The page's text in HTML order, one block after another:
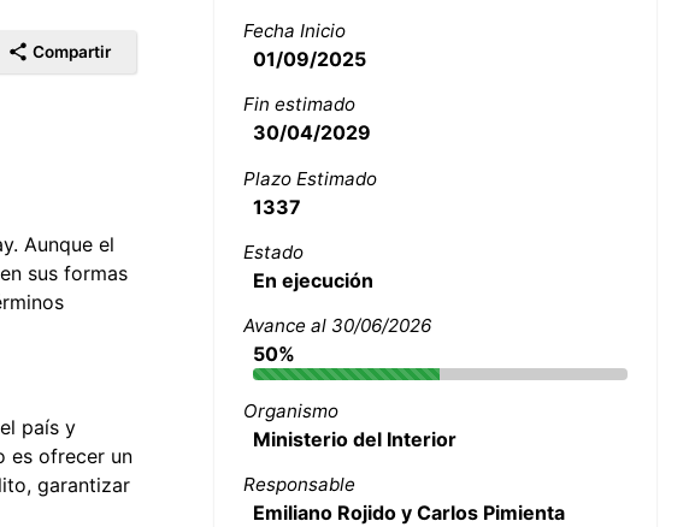
Compartir
Aunque el
sus formas
país y
es ofrecer un
garantizar
Fecha Inicio
01/09/2025
Fin estimado
30/04/2029
Plazo Estimado
1337
Estado
En ejecución
Avance al 30/06/2026
50%
Organismo
Ministerio del Interior
Responsable
Emiliano Rojido y Carlos Pimienta